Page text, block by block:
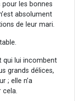
les bonnes
absolument
de leur mari.
qui lui incombent
grands délices,
; elle n’a
cela.